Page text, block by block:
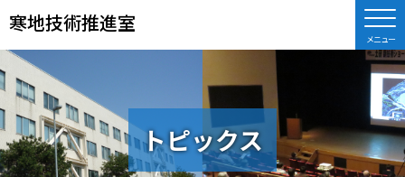
寒地技術推進室
トピックス